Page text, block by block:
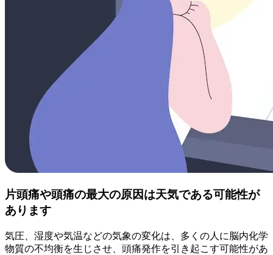
片頭痛や頭痛の最大の原因は天気である可能性が
あります
気圧、湿度や気温などの気象の変化は、多くの人に脳内化学
物質の不均衡を生じさせ、頭痛発作を引き起こす可能性があ